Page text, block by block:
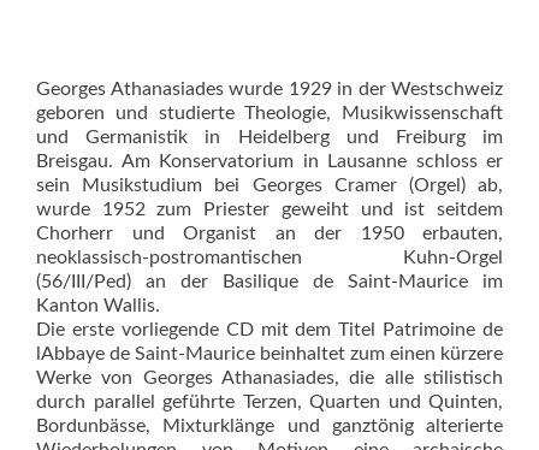
Georges Athanasiades wurde 1929 in der Westschweiz
geboren und studierte Theologie, Musikwissenschaft
und Germanistik in Heidelberg und Freiburg im
Breisgau. Am Konservatorium in Lausanne schloss er
sein Musikstudium bei Georges Cramer (Orgel) ab,
wurde 1952 zum Priester geweiht und ist seitdem
Chorherr und Organist an der 1950 erbauten,
neoklassisch-postromantischen Kuhn-Orgel
(56/III/Ped) an der Basilique de Saint-Maurice im
Kanton Wallis.
Die erste vorliegende CD mit dem Titel Patrimoine de
lAbbaye de Saint-Maurice beinhaltet zum einen kürzere
Werke von Georges Athanasiades, die alle stilistisch
durch parallel geführte Terzen, Quarten und Quinten,
Bordunbässe, Mixturklänge und ganztönig alterierte